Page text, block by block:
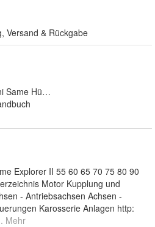
Versand & Rückgabe
Same Hürlimann
Explorer II 55 60 65 70 75 80 90
Motor Kupplung und
- Antriebsachsen Achsen -
Karosserie Anlagen http:
Mehr